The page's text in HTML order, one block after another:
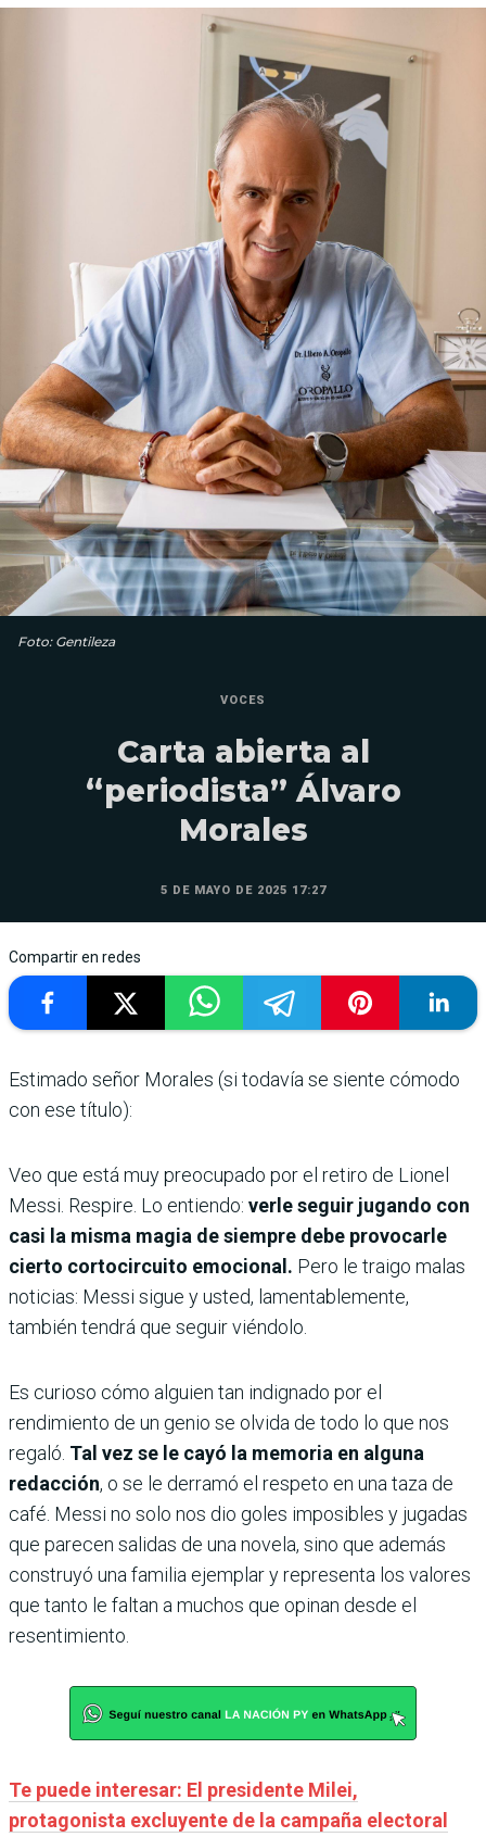
Foto: Gentileza
VOCES
Carta abierta al
“periodista” Álvaro
Morales
5 DE MAYO DE 2025 17:27
Compartir en redes
Estimado señor Morales (si todavía se siente cómodo
con ese título):
Veo que está muy preocupado por el retiro de Lionel
Messi. Respire. Lo entiendo: verle seguir jugando con
casi la misma magia de siempre debe provocarle
cierto cortocircuito emocional. Pero le traigo malas
noticias: Messi sigue y usted, lamentablemente,
también tendrá que seguir viéndolo.
Es curioso cómo alguien tan indignado por el
rendimiento de un genio se olvida de todo lo que nos
regaló. Tal vez se le cayó la memoria en alguna
redacción, o se le derramó el respeto en una taza de
café. Messi no solo nos dio goles imposibles y jugadas
que parecen salidas de una novela, sino que además
construyó una familia ejemplar y representa los valores
que tanto le faltan a muchos que opinan desde el
resentimiento.
Te puede interesar: El presidente Milei,
protagonista excluyente de la campaña electoral